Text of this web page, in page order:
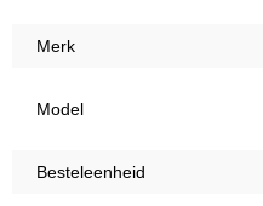
Merk
Model
Besteleenheid